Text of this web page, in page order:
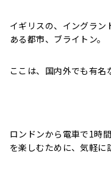
イギリスの、イングラン
ある都市、ブライトン。
ここは、国内外でも有名
ロンドンから電車で1時
を楽しむために、気軽に